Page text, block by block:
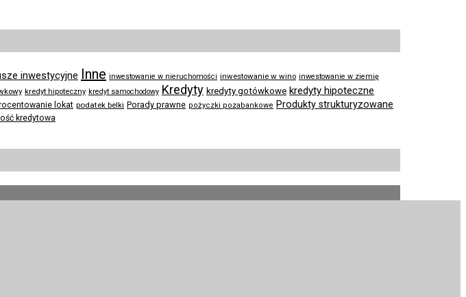
inwestycyjne Inne inwestowanie w nieruchomości inwestowanie w wino inwestowanie w ziemię
kredyt hipoteczny kredyt samochodowy Kredyty kredyty gotówkowe kredyty hipoteczne
lokat podatek belki Porady prawne pożyczki pozabankowe Produkty strukturyzowane
kredytowa